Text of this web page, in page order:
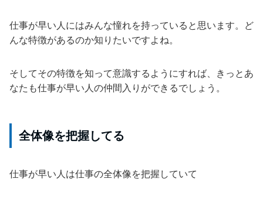
仕事が早い人にはみんな憧れを持っていると思います。ど
んな特徴があるのか知りたいですよね。
そしてその特徴を知って意識するようにすれば、きっとあ
なたも仕事が早い人の仲間入りができるでしょう。
全体像を把握してる
仕事が早い人は仕事の全体像を把握していて